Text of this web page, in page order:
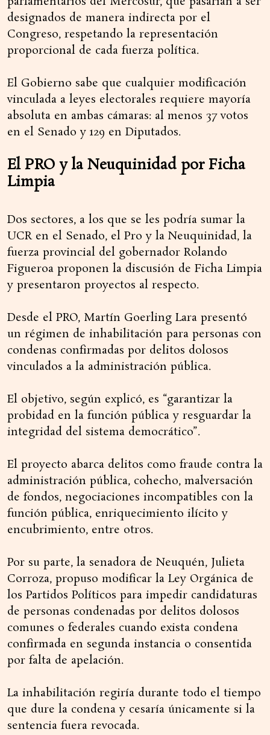
designados de manera indirecta por el
Congreso, respetando la representación
proporcional de cada fuerza política.
El Gobierno sabe que cualquier modificación
vinculada a leyes electorales requiere mayoría
absoluta en ambas cámaras: al menos 37 votos
en el Senado y 129 en Diputados.
El PRO y la Neuquinidad por Ficha
Limpia
Dos sectores, a los que se les podría sumar la
UCR en el Senado, el Pro y la Neuquinidad, la
fuerza provincial del gobernador Rolando
Figueroa proponen la discusión de Ficha Limpia
y presentaron proyectos al respecto.
Desde el PRO, Martín Goerling Lara presentó
un régimen de inhabilitación para personas con
condenas confirmadas por delitos dolosos
vinculados a la administración pública.
El objetivo, según explicó, es “garantizar la
probidad en la función pública y resguardar la
integridad del sistema democrático”.
El proyecto abarca delitos como fraude contra la
administración pública, cohecho, malversación
de fondos, negociaciones incompatibles con la
función pública, enriquecimiento ilícito y
encubrimiento, entre otros.
Por su parte, la senadora de Neuquén, Julieta
Corroza, propuso modificar la Ley Orgánica de
los Partidos Políticos para impedir candidaturas
de personas condenadas por delitos dolosos
comunes o federales cuando exista condena
confirmada en segunda instancia o consentida
por falta de apelación.
La inhabilitación regiría durante todo el tiempo
que dure la condena y cesaría únicamente si la
sentencia fuera revocada.